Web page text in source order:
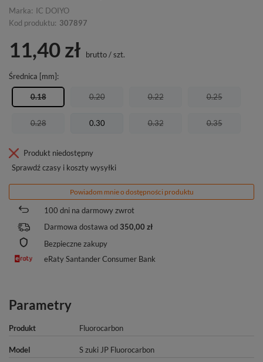
Marka: IC DOIYO
Kod produktu: 307897
11,40 zł brutto/szt.
Średnica [mm]
0.18 0.20 0.22 0.25
0.28 0.30 0.32 0.35
Produkt niedostępny
Sprawdź czasy i koszty wysyłki
Powiadom mnie o dostępności produktu
100 dni na darmowy zwrot
Darmowa dostawa od 350,00 zł
Bezpieczne zakupy
eRaty Santander Consumer Bank
Parametry
Produkt Fluorocarbon
Model S zuki JP Fluorocarbon